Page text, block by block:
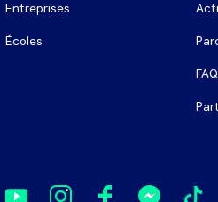
Entreprises
Écoles
FAQ